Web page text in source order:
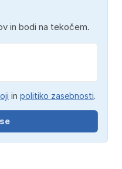
in bodi na tekočem.
in politiko zasebnosti.